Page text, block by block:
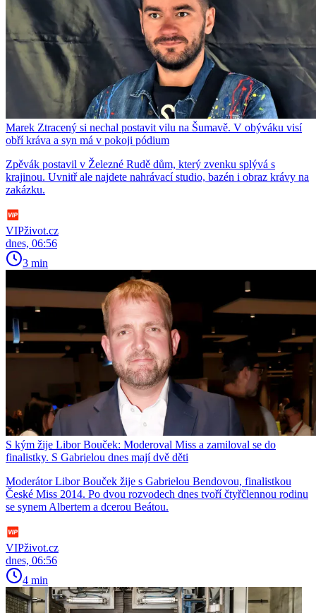
Marek Ztracený si nechal postavit vilu na Šumavě. V obýváku visí
obří kráva a syn má v pokoji pódium
Zpěvák postavil v Železné Rudě dům, který zvenku splývá s
krajinou. Uvnitř ale najdete nahrávací studio, bazén i obraz krávy na
zakázku.
VIPživot.cz
dnes, 06:56
3 min
S kým žije Libor Bouček: Moderoval Miss a zamiloval se do
finalistky. S Gabrielou dnes mají dvě děti
Moderátor Libor Bouček žije s Gabrielou Bendovou, finalistkou
České Miss 2014. Po dvou rozvodech dnes tvoří čtyřčlennou rodinu
se synem Albertem a dcerou Beátou.
VIPživot.cz
dnes, 06:56
4 min